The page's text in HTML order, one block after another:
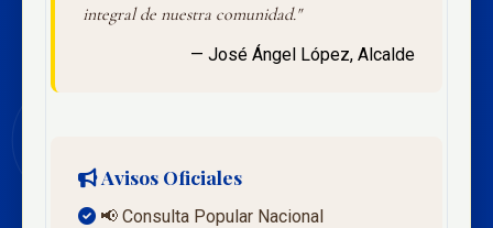
integral de nuestra comunidad."
— José Ángel López, Alcalde
Avisos Oficiales
📢 Consulta Popular Nacional